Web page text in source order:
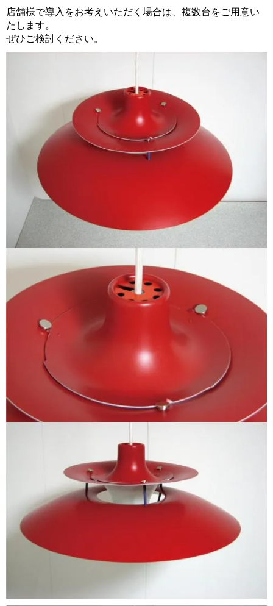
店舗様で導入をお考えいただく場合は、複数台をご用意い
たします。
ぜひご検討ください。